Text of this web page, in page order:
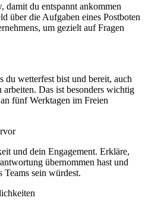
du entspannt ankommen
über die Aufgaben eines Postboten
um gezielt auf Fragen
du wetterfest bist und bereit, auch
Das ist besonders wichtig
fünf Werktagen im Freien
und dein Engagement. Erkläre,
übernommen hast und
sein würdest.